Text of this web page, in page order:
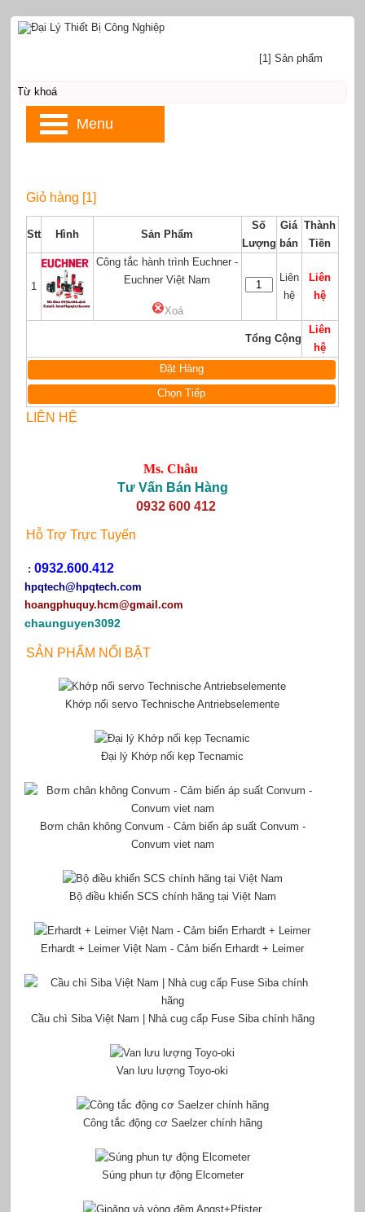
Giỏ hàng [1]
Stt Hình Sản Phẩm
Số
Lượng
Giá
bán
Thành
Tiền
1
Công tắc hành trình Euchner -
Euchner Việt Nam
Xoá
Liên
hệ
Liên
hệ
Tổng Cộng
Liên
hệ
Đặt Hàng
Chọn Tiếp
LIÊN HỆ
Ms. Châu
Tư Vấn Bán Hàng
0932 600 412
Hỗ Trợ Trực Tuyến
: 0932.600.412
hpqtech@hpqtech.com
hoangphuquy.hcm@gmail.com
chaunguyen3092
SẢN PHẨM NỔI BẬT
Khớp nối servo Technische Antriebselemente
Đại lý Khớp nối kẹp Tecnamic
Bơm chân không Convum - Cảm biến áp suất Convum -
Convum viet nam
Bộ điều khiển SCS chính hãng tại Việt Nam
Erhardt + Leimer Việt Nam - Cảm biến Erhardt + Leimer
Cầu chì Siba Việt Nam | Nhà cug cấp Fuse Siba chính hãng
Van lưu lượng Toyo-oki
Công tắc động cơ Saelzer chính hãng
Súng phun tự động Elcometer
[1] Sản phẩm
Menu